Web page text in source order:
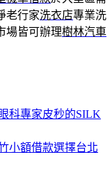
老行家洗衣店專業洗
場皆可辦理樹林汽車
科專家皮秒的SILK
小額借款選擇台北